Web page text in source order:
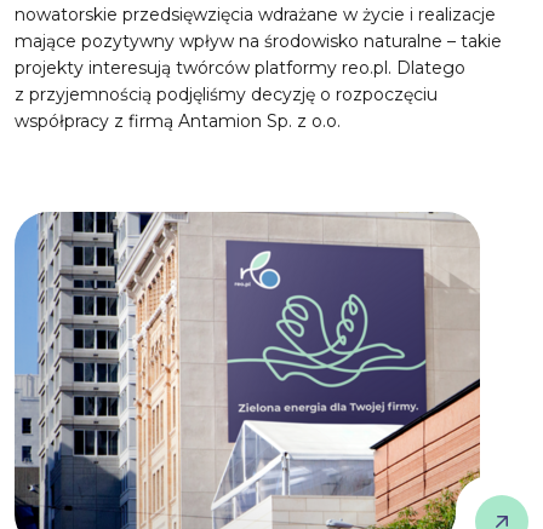
nowatorskie przedsięwzięcia wdrażane w życie i realizacje
mające pozytywny wpływ na środowisko naturalne – takie
projekty interesują twórców platformy reo.pl. Dlatego
z przyjemnością podjęliśmy decyzję o rozpoczęciu
współpracy z firmą Antamion Sp. z o.o.